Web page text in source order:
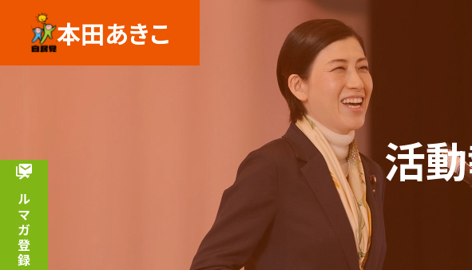
本田あきこ
活
メルマガ登録